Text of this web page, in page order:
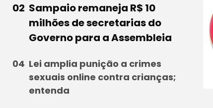
Sampaio remaneja R$ 10
milhões de secretarias do
Governo para a Assembleia
Lei amplia punição a crimes
sexuais online contra crianças;
entenda